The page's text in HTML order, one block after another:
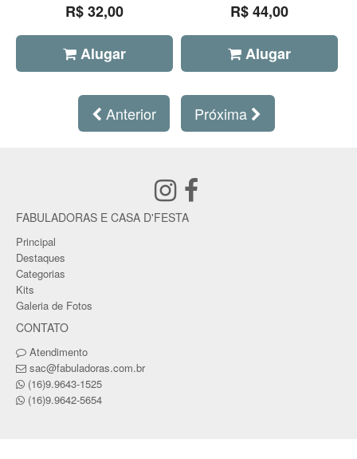
R$ 32,00
Alugar
R$ 44,00
Alugar
Anterior Próxima
FABULADORAS E CASA D'FESTA
Principal
Destaques
Categorias
Kits
Galeria de Fotos
CONTATO
Atendimento
sac@fabuladoras.com.br
(16)9.9643-1525
(16)9.9642-5654